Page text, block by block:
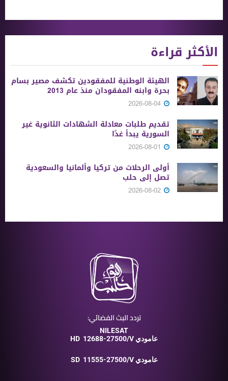
الأكثر قراءة
الهيئة الوطنية للمفقودين تكشف مصير بسام
بحرة وابنه المفقودان منذ عام 2013
تقديم طلبات معادلة الشهادات الثانوية ‏غير
السورية يبدأ غدًا
أولى الرحلات من ‏تركيا وألمانيا والسعودية
تصل إلى حلب
تردد البث الفضائي:
NILESAT
HD
12688-27500/V عامودي
SD 11555-27500/V عامودي